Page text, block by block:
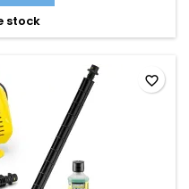
stock
favorite_border